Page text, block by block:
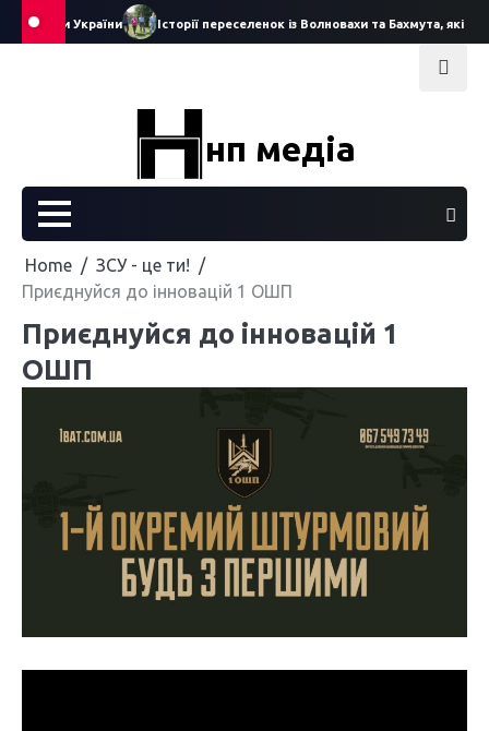
Skip
України Історії переселенок із Волновахи та Бахмута, які
нп медіа
Home
ЗСУ - це ти!
Приєднуйся до інновацій 1 ОШП
Приєднуйся до інновацій 1
ОШП